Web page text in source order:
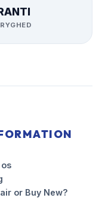
or Buy New?